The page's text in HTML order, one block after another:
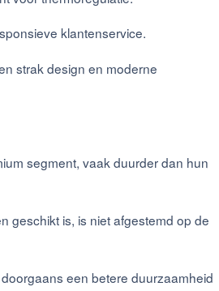
klantenservice.
strak design en moderne
segment, vaak duurder dan hun
geschikt is, is niet afgestemd op de
een betere duurzaamheid